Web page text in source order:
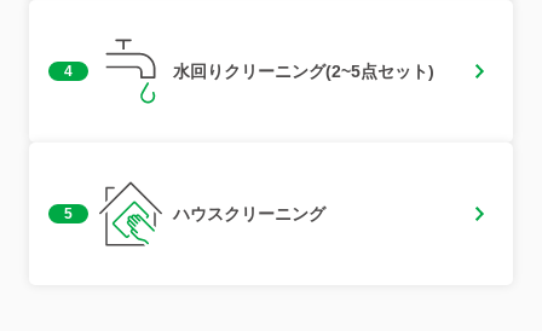
4 水回りクリーニング(2~5点セット)
5 ハウスクリーニング